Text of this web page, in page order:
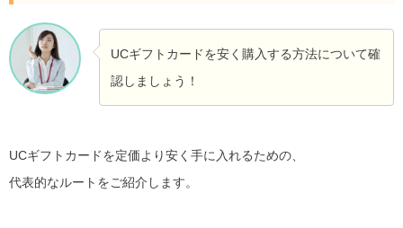
UCギフトカードを安く購入する方法について確
認しましょう！
UCギフトカードを定価より安く手に入れるための、
代表的なルートをご紹介します。